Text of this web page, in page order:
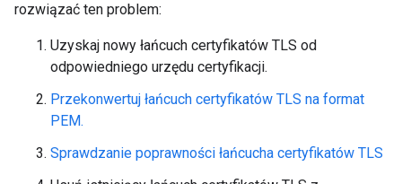
rozwiązać ten problem:
Uzyskaj nowy łańcuch certyfikatów TLS od
odpowiedniego urzędu certyfikacji.
Przekonwertuj łańcuch certyfikatów TLS na format
PEM.
Sprawdzanie poprawności łańcucha certyfikatów TLS